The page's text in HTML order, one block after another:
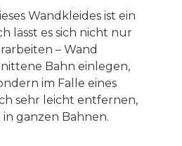
Wandkleides ist ein
lässt es sich nicht nur
– Wand
Bahn einlegen,
im Falle eines
sehr leicht entfernen,
ganzen Bahnen.